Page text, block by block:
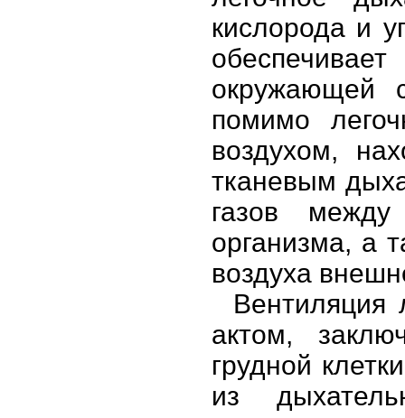
кислорода и
окружающей
помимо
воздухом,
тканевым
газов
организма, а
воздуха
Вентиляция
актом,
грудной
из